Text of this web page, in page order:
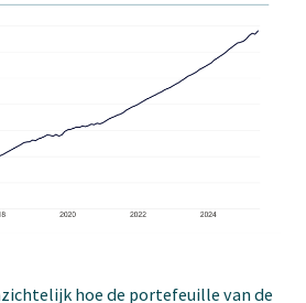
hoe de portefeuille van de